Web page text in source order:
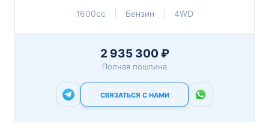
1600cc
Бензин 4WD
2 935 300 ₽
Полная пошлина
СВЯЗАТЬСЯ С НАМИ